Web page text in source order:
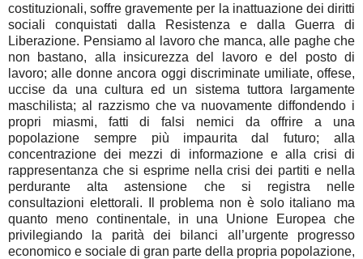
costituzionali, soffre gravemente per la inattuazione dei diritti
sociali conquistati dalla Resistenza e dalla Guerra di
Liberazione. Pensiamo al lavoro che manca, alle paghe che
non bastano, alla insicurezza del lavoro e del posto di
lavoro; alle donne ancora oggi discriminate umiliate, offese,
uccise da una cultura ed un sistema tuttora largamente
maschilista; al razzismo che va nuovamente diffondendo i
propri miasmi, fatti di falsi nemici da offrire a una
popolazione sempre più impaurita dal futuro; alla
concentrazione dei mezzi di informazione e alla crisi di
rappresentanza che si esprime nella crisi dei partiti e nella
perdurante alta astensione che si registra nelle
consultazioni elettorali. Il problema non è solo italiano ma
quanto meno continentale, in una Unione Europea che
privilegiando la parità dei bilanci all’urgente progresso
economico e sociale di gran parte della propria popolazione,